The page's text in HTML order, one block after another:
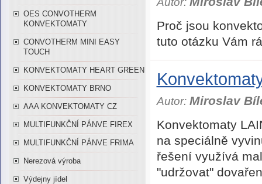
OES CONVOTHERM
KONVEKTOMATY
CONVOTHERM MINI EASY
TOUCH
KONVEKTOMATY HEART GREEN
KONVEKTOMATY BRNO
AAA KONVEKTOMATY CZ
MULTIFUNKČNÍ PÁNVE FIREX
MULTIFUNKČNÍ PÁNVE FRIMA
Nerezová výroba
Výdejny jídel
Proč jsou
tuto otázku Vám
Autor: Miroslav
Konvektomaty
na speciálně
řešení využívá
"udržovat"